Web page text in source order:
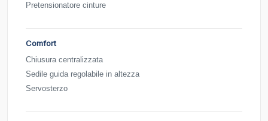
Pretensionatore cinture
Comfort
Chiusura centralizzata
Sedile guida regolabile in altezza
Servosterzo